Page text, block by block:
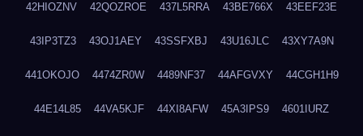
42HIOZNV 42QOZROE 437L5RRA 43BE766X 43EEF23E
43IP3TZ3 43OJ1AEY 43SSFXBJ 43U16JLC 43XY7A9N
441OKOJO 4474ZR0W 4489NF37 44AFGVXY 44CGH1H9
44E14L85 44VA5KJF 44XI8AFW 45A3IPS9 4601IURZ